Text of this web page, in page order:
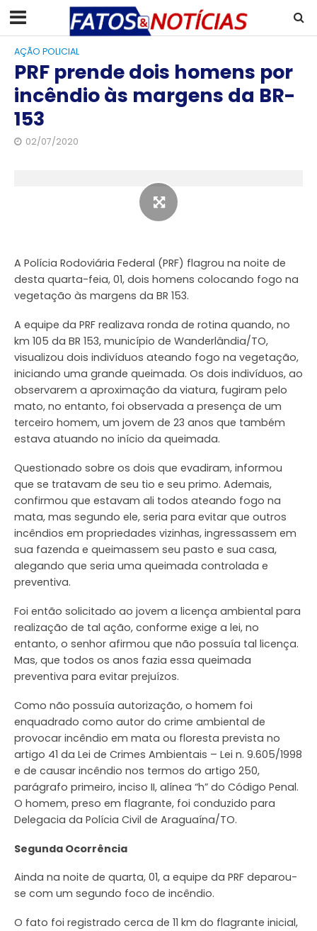
AÇÃO POLICIAL
PRF prende dois homens por
incêndio às margens da BR-
153
02/07/2020
A Polícia Rodoviária Federal (PRF) flagrou na noite de
desta quarta-feia, 01, dois homens colocando fogo na
vegetação às margens da BR 153.
A equipe da PRF realizava ronda de rotina quando, no
km 105 da BR 153, município de Wanderlândia/TO,
visualizou dois indivíduos ateando fogo na vegetação,
iniciando uma grande queimada. Os dois indivíduos, ao
observarem a aproximação da viatura, fugiram pelo
mato, no entanto, foi observada a presença de um
terceiro homem, um jovem de 23 anos que também
estava atuando no início da queimada.
Questionado sobre os dois que evadiram, informou
que se tratavam de seu tio e seu primo. Ademais,
confirmou que estavam ali todos ateando fogo na
mata, mas segundo ele, seria para evitar que outros
incêndios em propriedades vizinhas, ingressassem em
sua fazenda e queimassem seu pasto e sua casa,
alegando que seria uma queimada controlada e
preventiva.
Foi então solicitado ao jovem a licença ambiental para
realização de tal ação, conforme exige a lei, no
entanto, o senhor afirmou que não possuía tal licença.
Mas, que todos os anos fazia essa queimada
preventiva para evitar prejuízos.
Como não possuía autorização, o homem foi
enquadrado como autor do crime ambiental de
provocar incêndio em mata ou floresta prevista no
artigo 41 da Lei de Crimes Ambientais – Lei n. 9.605/1998
e de causar incêndio nos termos do artigo 250,
parágrafo primeiro, inciso II, alínea “h” do Código Penal.
O homem, preso em flagrante, foi conduzido para
Delegacia da Polícia Civil de Araguaína/TO.
Segunda Ocorrência
Ainda na noite de quarta, 01, a equipe da PRF deparou-
se com um segundo foco de incêndio.
O fato foi registrado cerca de 11 km do flagrante inicial,